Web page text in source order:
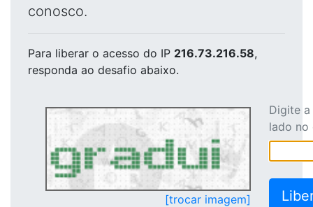
conosco.
Para liberar o acesso do IP 216.73.216.58,
responda ao desafio abaixo.
[trocar imagem]
Digite
lado no